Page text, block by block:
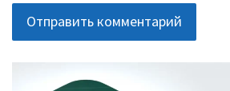
ОСНОВНАЯ